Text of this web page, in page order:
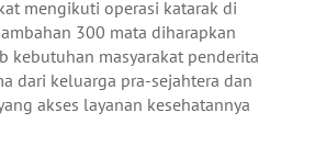
mengikuti operasi katarak di
300 mata diharapkan
kebutuhan masyarakat penderita
dari keluarga pra-sejahtera dan
akses layanan kesehatannya